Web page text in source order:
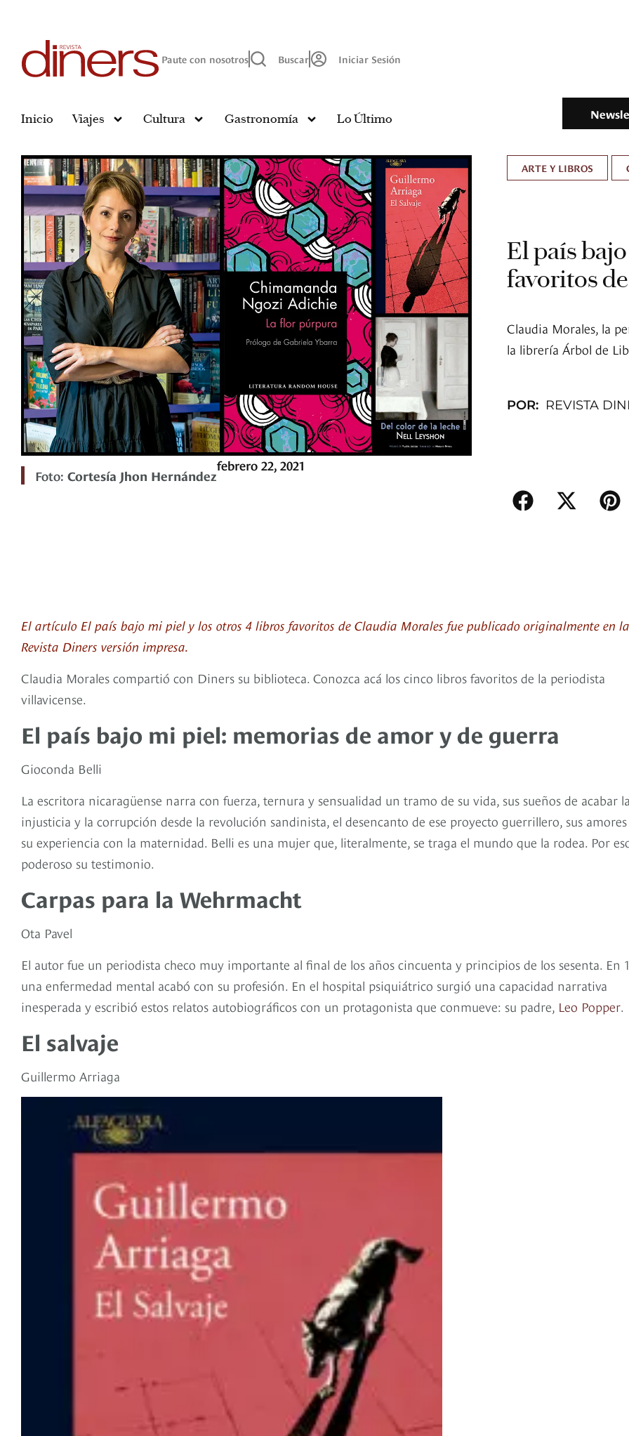
Paute con nosotros Buscar Iniciar Sesión
Inicio Viajes Cultura Gastronomía Lo Último
Foto: Cortesía Jhon Hernández
febrero 22, 2021
ARTE Y LIBROS
El país
favoritos
Claudia Morales, la
la librería Árbol de
POR: REVISTA
El artículo El país bajo mi piel y los otros 4 libros favoritos de Claudia Morales fue publicado originalmente en la
Revista Diners versión impresa.
Claudia Morales compartió con Diners su biblioteca. Conozca acá los cinco libros favoritos de la periodista
villavicense.
El país bajo mi piel: memorias de amor y de guerra
Gioconda Belli
La escritora nicaragüense narra con fuerza, ternura y sensualidad un tramo de su vida, sus sueños de acabar
injusticia y la corrupción desde la revolución sandinista, el desencanto de ese proyecto guerrillero, sus
su experiencia con la maternidad. Belli es una mujer que, literalmente, se traga el mundo que la rodea. Por
poderoso su testimonio.
Carpas para la Wehrmacht
Ota Pavel
El autor fue un periodista checo muy importante al final de los años cincuenta y principios de los sesenta. En
una enfermedad mental acabó con su profesión. En el hospital psiquiátrico surgió una capacidad narrativa
inesperada y escribió estos relatos autobiográficos con un protagonista que conmueve: su padre, Leo Popper.
El salvaje
Guillermo Arriaga